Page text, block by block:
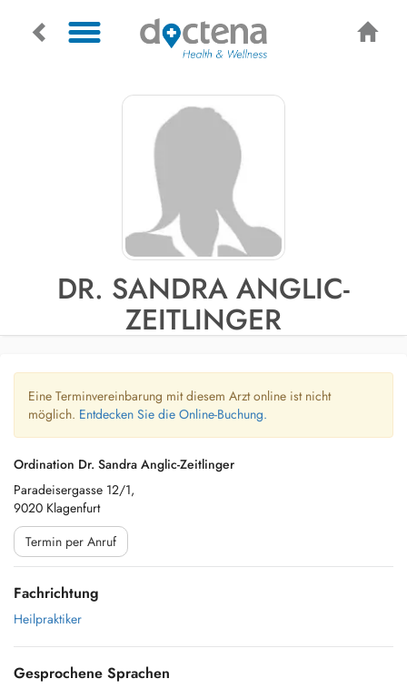
DR. SANDRA ANGLIC-
ZEITLINGER
Eine Terminvereinbarung mit diesem Arzt online ist nicht
möglich. Entdecken Sie die Online-Buchung.
Ordination Dr. Sandra Anglic-Zeitlinger
Paradeisergasse 12/1,
9020 Klagenfurt
Termin per Anruf
Fachrichtung
Heilpraktiker
Gesprochene Sprachen